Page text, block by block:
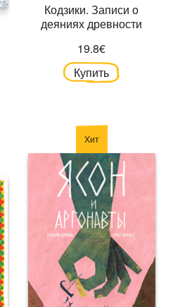
Кодзики. Записи о
деяниях древности
19.8€
Купить
Хит